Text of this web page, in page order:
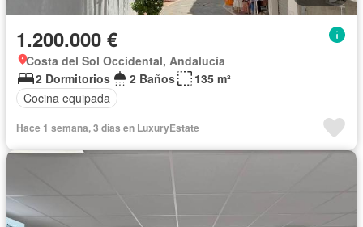
1.200.000 €
Costa del Sol Occidental, Andalucía
2 Dormitorios
2 Baños
135 m²
Cocina equipada
Hace 1 semana, 3 días en LuxuryEstate